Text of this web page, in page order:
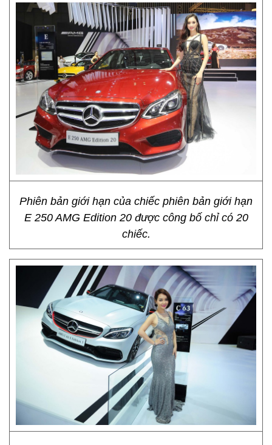
Phiên bản giới hạn của chiếc phiên bản giới hạn
E 250 AMG Edition 20 được công bố chỉ có 20
chiếc.